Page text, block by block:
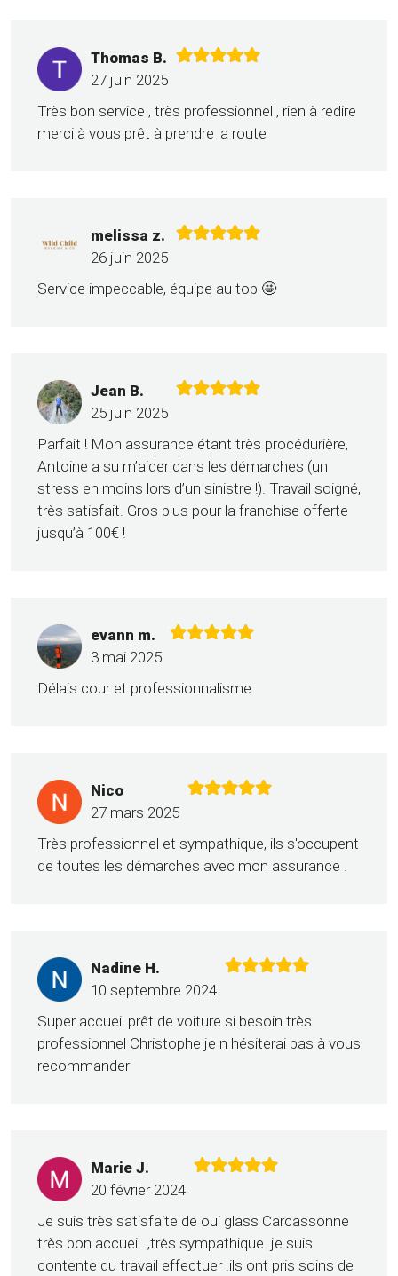
Thomas B.
27 juin 2025
Très bon service , très professionnel , rien à redire
merci à vous prêt à prendre la route
melissa z.
26 juin 2025
Service impeccable, équipe au top 🤩
Jean B.
25 juin 2025
Parfait ! Mon assurance étant très procédurière,
Antoine a su m’aider dans les démarches (un
stress en moins lors d’un sinistre !). Travail soigné,
très satisfait. Gros plus pour la franchise offerte
jusqu’à 100€ !
evann m.
3 mai 2025
Délais cour et professionnalisme
Nico
27 mars 2025
Très professionnel et sympathique, ils s'occupent
de toutes les démarches avec mon assurance .
Nadine H.
10 septembre 2024
Super accueil prêt de voiture si besoin très
professionnel Christophe je n hésiterai pas à vous
recommander
Marie J.
20 février 2024
Je suis très satisfaite de oui glass Carcassonne
très bon accueil .,très sympathique .je suis
contente du travail effectuer .ils ont pris soins de